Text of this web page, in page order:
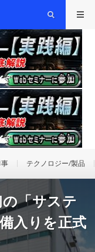
テクノロジー/製品
「サステ
入りを正式